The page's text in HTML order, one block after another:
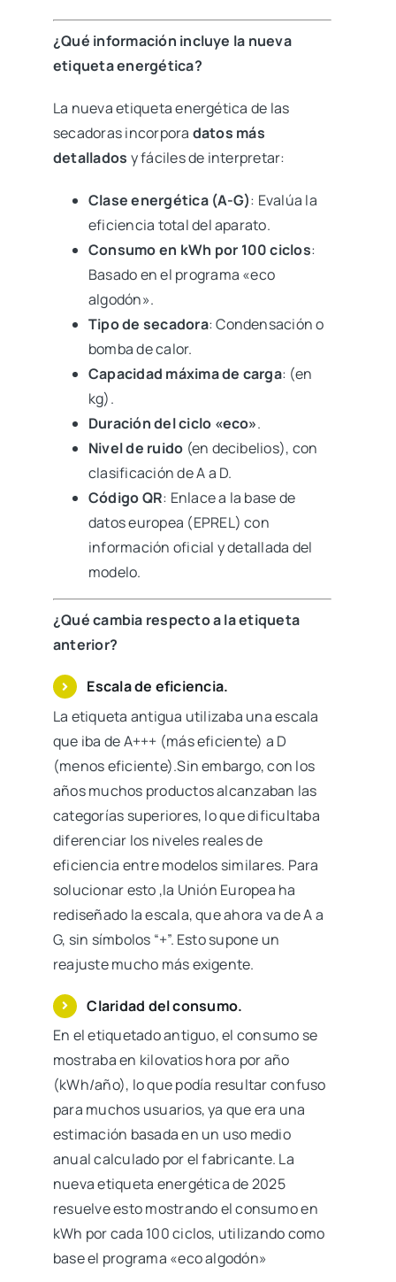
¿Qué información incluye la nueva
etiqueta energética?
La nueva etiqueta energética de las
secadoras incorpora datos más
detallados y fáciles de interpretar:
Clase energética (A-G): Evalúa la
eficiencia total del aparato.
Consumo en kWh por 100 ciclos:
Basado en el programa «eco
algodón».
Tipo de secadora: Condensación o
bomba de calor.
Capacidad máxima de carga: (en
kg).
Duración del ciclo «eco».
Nivel de ruido (en decibelios), con
clasificación de A a D.
Código QR: Enlace a la base de
datos europea (EPREL) con
información oficial y detallada del
modelo.
¿Qué cambia respecto a la etiqueta
anterior?
Escala de eficiencia.
La etiqueta antigua utilizaba una escala
que iba de A+++ (más eficiente) a D
(menos eficiente).Sin embargo, con los
años muchos productos alcanzaban las
categorías superiores, lo que dificultaba
diferenciar los niveles reales de
eficiencia entre modelos similares. Para
solucionar esto ,la Unión Europea ha
rediseñado la escala, que ahora va de A a
G, sin símbolos “+”. Esto supone un
reajuste mucho más exigente.
Claridad del consumo.
En el etiquetado antiguo, el consumo se
mostraba en kilovatios hora por año
(kWh/año), lo que podía resultar confuso
para muchos usuarios, ya que era una
estimación basada en un uso medio
anual calculado por el fabricante. La
nueva etiqueta energética de 2025
resuelve esto mostrando el consumo en
kWh por cada 100 ciclos, utilizando como
base el programa «eco algodón»